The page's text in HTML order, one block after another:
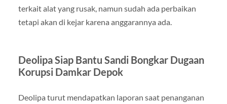
terkait alat yang rusak, namun sudah ada perbaikan
tetapi akan di kejar karena anggarannya ada.
Deolipa Siap Bantu Sandi Bongkar Dugaan
Korupsi Damkar Depok
Deolipa turut mendapatkan laporan saat penanganan